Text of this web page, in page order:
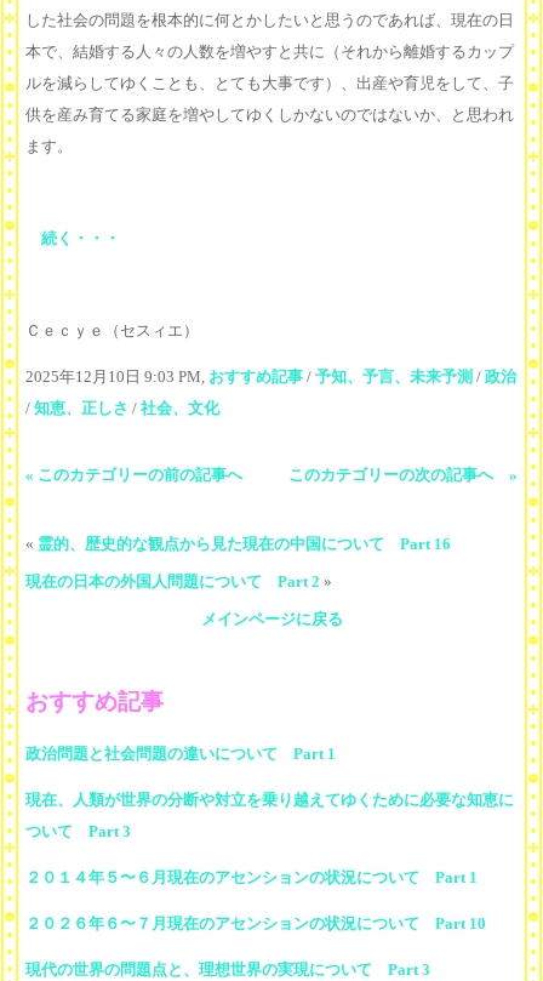
した社会の問題を根本的に何とかしたいと思うのであれば、現在の日
本で、結婚する人々の人数を増やすと共に（それから離婚するカップ
ルを減らしてゆくことも、とても大事です）、出産や育児をして、子
供を産み育てる家庭を増やしてゆくしかないのではないか、と思われ
ます。
続く・・・
Ｃｅｃｙｅ（セスィエ）
2025年12月10日 9:03 PM, おすすめ記事 / 予知、予言、未来予測 / 政治
/ 知恵、正しさ / 社会、文化
« このカテゴリーの前の記事へ このカテゴリーの次の記事へ »
« 霊的、歴史的な観点から見た現在の中国について Part 16
現在の日本の外国人問題について Part 2 »
メインページに戻る
おすすめ記事
政治問題と社会問題の違いについて Part 1
現在、人類が世界の分断や対立を乗り越えてゆくために必要な知恵に
ついて Part 3
２０１４年５〜６月現在のアセンションの状況について Part 1
２０２６年６〜７月現在のアセンションの状況について Part 10
現代の世界の問題点と、理想世界の実現について Part 3